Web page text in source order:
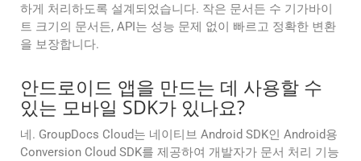
하게 처리하도록 설계되었습니다. 작은 문서든 수 기가바이
트 크기의 문서든, API는 성능 문제 없이 빠르고 정확한 변환
을 보장합니다.
안드로이드 앱을 만드는 데 사용할 수
있는 모바일 SDK가 있나요?
네. GroupDocs Cloud는 네이티브 Android SDK인 Android용
Conversion Cloud SDK를 제공하여 개발자가 문서 처리 기능